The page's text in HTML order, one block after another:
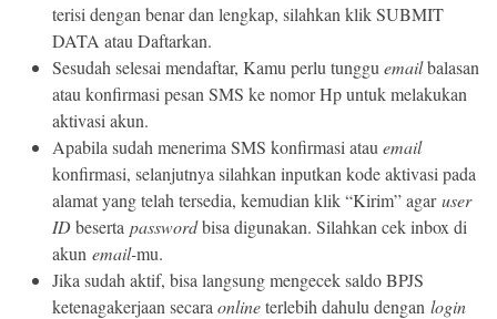
terisi dengan benar dan lengkap, silahkan klik SUBMIT
DATA atau Daftarkan.
Sesudah selesai mendaftar, Kamu perlu tunggu emailbalasan
atau konfirmasi pesan SMS ke nomor Hp untuk melakukan
aktivasi akun.
Apabila sudah menerima SMS konfirmasi atau email
konfirmasi, selanjutnya silahkan inputkan kode aktivasi pada
alamat yang telah tersedia, kemudian klik “Kirim” agaruser
IDbeserta passwordbisa digunakan. Silahkan cek inbox di
akun email-mu.
Jika sudah aktif, bisa langsung mengecek saldo BPJS
ketenagakerjaan secara onlineterlebih dahulu dengan login